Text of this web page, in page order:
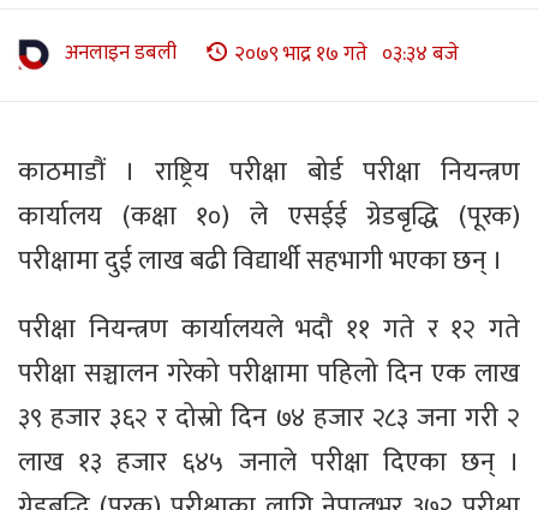
अनलाइन डबली २०७९ भाद्र १७ गते ०३:३४ बजे
काठमाडौं । राष्ट्रिय परीक्षा बोर्ड परीक्षा नियन्त्रण
कार्यालय (कक्षा १०) ले एसईई ग्रेडबृद्धि (पूरक)
परीक्षामा दुई लाख बढी विद्यार्थी सहभागी भएका छन् ।
परीक्षा नियन्त्रण कार्यालयले भदौ ११ गते र १२ गते
परीक्षा सञ्चालन गरेको परीक्षामा पहिलो दिन एक लाख
३९ हजार ३६२ र दोस्रो दिन ७४ हजार २८३ जना गरी २
लाख १३ हजार ६४५ जनाले परीक्षा दिएका छन् ।